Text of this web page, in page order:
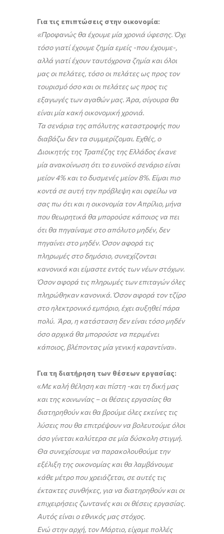
Για τις επιπτώσεις στην οικονομία:
«Προφανώς θα έχουμε μία χρονιά ύφεσης. Όχι
τόσο γιατί έχουμε ζημία εμείς -που έχουμε-,
αλλά γιατί έχουν ταυτόχρονα ζημία και όλοι
μας οι πελάτες, τόσο οι πελάτες ως προς τον
τουρισμό όσο και οι πελάτες ως προς τις
εξαγωγές των αγαθών μας. Άρα, σίγουρα θα
είναι μία κακή οικονομική χρονιά.
Τα σενάρια της απόλυτης καταστροφής που
διαβάζω δεν τα συμμερίζομαι. Εχθές, ο
Διοικητής της Τραπέζης της Ελλάδος έκανε
μία ανακοίνωση ότι το ευνοϊκό σενάριο είναι
μείον 4% και το δυσμενές μείον 8%. Είμαι πιο
κοντά σε αυτή την πρόβλεψη και οφείλω να
σας πω ότι και η οικονομία τον Απρίλιο, μήνα
που θεωρητικά θα μπορούσε κάποιος να πει
ότι θα πηγαίναμε στο απόλυτο μηδέν, δεν
πηγαίνει στο μηδέν. Όσον αφορά τις
πληρωμές στο δημόσιο, συνεχίζονται
κανονικά και είμαστε εντός των νέων στόχων.
Όσον αφορά τις πληρωμές των επιταγών όλες
πληρώθηκαν κανονικά. Όσον αφορά τον τζίρο
στο ηλεκτρονικό εμπόριο, έχει αυξηθεί πάρα
πολύ. Άρα, η κατάσταση δεν είναι τόσο μηδέν
όσο αρχικά θα μπορούσε να περιμένει
κάποιος, βλέποντας μία γενική καραντίνα».
Για τη διατήρηση των θέσεων εργασίας:
«Με καλή θέληση και πίστη -και τη δική μας
και της κοινωνίας – οι θέσεις εργασίας θα
διατηρηθούν και θα βρούμε όλες εκείνες τις
λύσεις που θα επιτρέψουν να βολευτούμε όλοι
όσο γίνεται καλύτερα σε μία δύσκολη στιγμή.
Θα συνεχίσουμε να παρακολουθούμε την
εξέλιξη της οικονομίας και θα λαμβάνουμε
κάθε μέτρο που χρειάζεται, σε αυτές τις
έκτακτες συνθήκες, για να διατηρηθούν και οι
επιχειρήσεις ζωντανές και οι θέσεις εργασίας.
Αυτός είναι ο εθνικός μας στόχος.
Ενώ στην αρχή, τον Μάρτιο, είχαμε πολλές